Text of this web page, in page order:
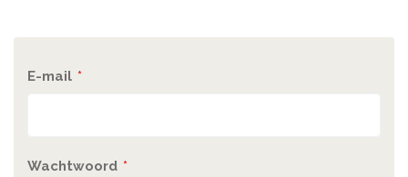
E-mail
Wachtwoord